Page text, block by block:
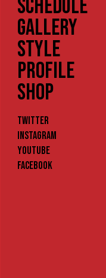
SCHEDULE
GALLERY
STYLE
PROFILE
SHOP
Twitter
Instagram
YouTube
Facebook